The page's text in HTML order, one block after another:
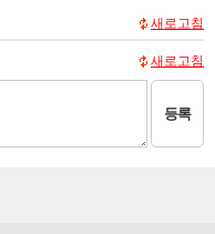
새로고침
새로고침
등록